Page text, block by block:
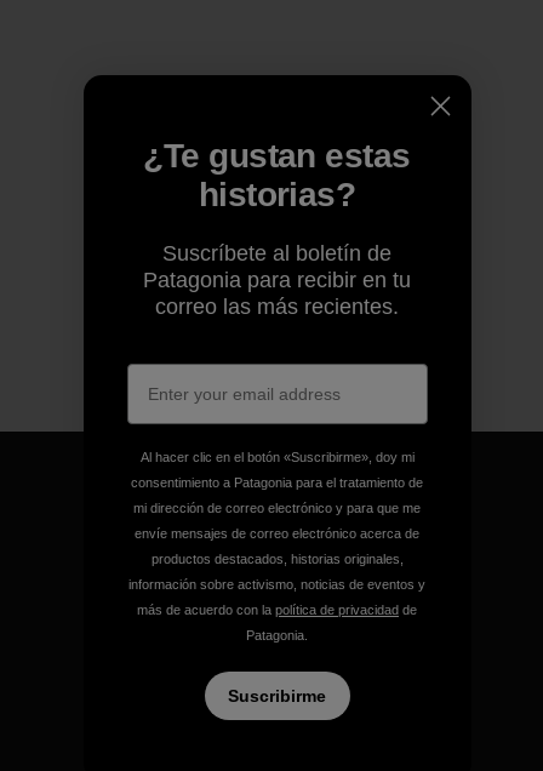
Garantizamos todos los
productos que fabricamos.
¿Te gustan estas
historias?
Suscríbete al boletín de
Patagonia para recibir en tu
correo las más recientes.
Al hacer clic en el botón «Suscribirme», doy mi
consentimiento a Patagonia para el tratamiento de
mi dirección de correo electrónico y para que me
envíe mensajes de correo electrónico acerca de
productos destacados, historias originales,
información sobre activismo, noticias de eventos y
más de acuerdo con la política de privacidad de
Patagonia.
Suscribirme